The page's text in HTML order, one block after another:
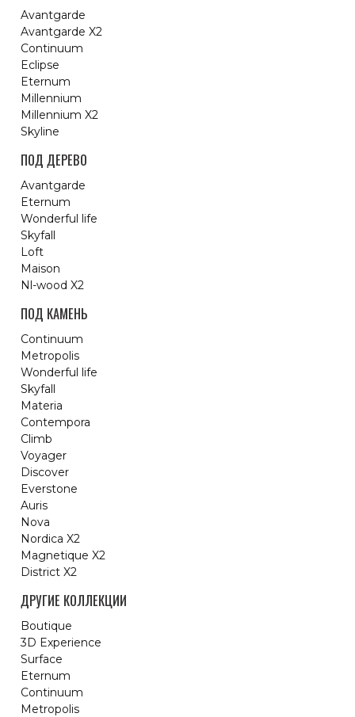
Avantgarde
Avantgarde X2
Continuum
Eclipse
Eternum
Millennium
Millennium X2
Skyline
ПОД ДЕРЕВО
Avantgarde
Eternum
Wonderful life
Skyfall
Loft
Maison
Nl-wood X2
ПОД КАМЕНЬ
Continuum
Metropolis
Wonderful life
Skyfall
Materia
Contempora
Climb
Voyager
Discover
Everstone
Auris
Nova
Nordica X2
Magnetique X2
District X2
ДРУГИЕ КОЛЛЕКЦИИ
Boutique
3D Experience
Surface
Eternum
Continuum
Metropolis